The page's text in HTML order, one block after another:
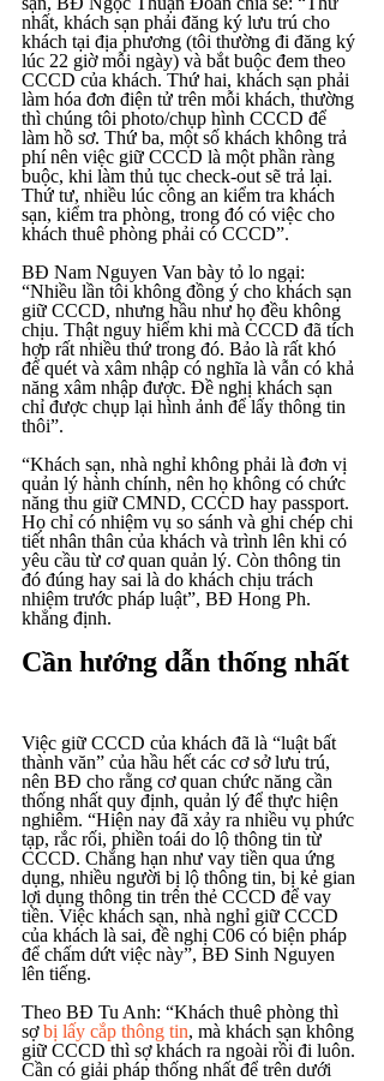
nhất, khách sạn phải đăng ký lưu trú cho
khách tại địa phương (tôi thường đi đăng ký
lúc 22 giờ mỗi ngày) và bắt buộc đem theo
CCCD của khách. Thứ hai, khách sạn phải
làm hóa đơn điện tử trên mỗi khách, thường
thì chúng tôi photo/chụp hình CCCD để
làm hồ sơ. Thứ ba, một số khách không trả
phí nên việc giữ CCCD là một phần ràng
buộc, khi làm thủ tục check-out sẽ trả lại.
Thứ tư, nhiều lúc công an kiểm tra khách
sạn, kiểm tra phòng, trong đó có việc cho
khách thuê phòng phải có CCCD”.
BĐ Nam Nguyen Van bày tỏ lo ngại:
“Nhiều lần tôi không đồng ý cho khách sạn
giữ CCCD, nhưng hầu như họ đều không
chịu. Thật nguy hiểm khi mà CCCD đã tích
hợp rất nhiều thứ trong đó. Bảo là rất khó
để quét và xâm nhập có nghĩa là vẫn có khả
năng xâm nhập được. Đề nghị khách sạn
chỉ được chụp lại hình ảnh để lấy thông tin
thôi”.
“Khách sạn, nhà nghỉ không phải là đơn vị
quản lý hành chính, nên họ không có chức
năng thu giữ CMND, CCCD hay passport.
Họ chỉ có nhiệm vụ so sánh và ghi chép chi
tiết nhân thân của khách và trình lên khi có
yêu cầu từ cơ quan quản lý. Còn thông tin
đó đúng hay sai là do khách chịu trách
nhiệm trước pháp luật”, BĐ Hong Ph.
khẳng định.
Cần hướng dẫn thống nhất
Việc giữ CCCD của khách đã là “luật bất
thành văn” của hầu hết các cơ sở lưu trú,
nên BĐ cho rằng cơ quan chức năng cần
thống nhất quy định, quản lý để thực hiện
nghiêm. “Hiện nay đã xảy ra nhiều vụ phức
tạp, rắc rối, phiền toái do lộ thông tin từ
CCCD. Chẳng hạn như vay tiền qua ứng
dụng, nhiều người bị lộ thông tin, bị kẻ gian
lợi dụng thông tin trên thẻ CCCD để vay
tiền. Việc khách sạn, nhà nghỉ giữ CCCD
của khách là sai, đề nghị C06 có biện pháp
để chấm dứt việc này”, BĐ Sinh Nguyen
lên tiếng.
Theo BĐ Tu Anh: “Khách thuê phòng thì
sợ bị lấy cắp thông tin, mà khách sạn không
giữ CCCD thì sợ khách ra ngoài rồi đi luôn.
Cần có giải pháp thống nhất để trên dưới